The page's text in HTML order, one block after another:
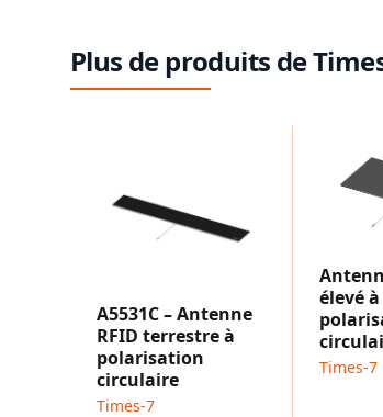
Plus de produits de
A5531C – Antenne
RFID terrestre à
polarisation
circulaire
Times-7
élevé à
Times-7